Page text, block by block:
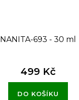
NANITA-693 - 30 ml
499 Kč
DO KOŠÍKU